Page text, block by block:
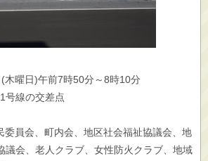
木曜日)午前7時50分～8時10分
号線の交差点
委員会、町内会、地区社会福祉協議会、地
議会、老人クラブ、女性防火クラブ、地域